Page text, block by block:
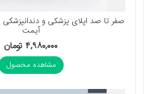
صفر تا صد اپلای پزشکی و دندانپزشکی
آیمت
۴,۹۸۰,۰۰۰ تومان
مشاهده محصول